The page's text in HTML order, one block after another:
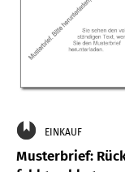
EINKAUF
Musterbrief: